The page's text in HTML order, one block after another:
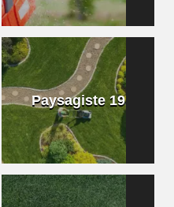
Paysagiste 19